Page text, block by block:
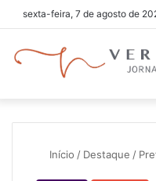
sexta-feira, 7 de agosto de
Início / Destaque /